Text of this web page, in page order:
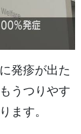
に発疹が出た
うつりやす
ます。